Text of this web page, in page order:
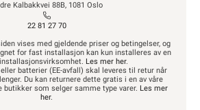
Kalbakkvei 88B, 1081 Oslo
22 81 27 70
vises med gjeldende priser og betingelser, og
for fast installasjon kan kun installeres av en
Les mer her.
batterier (EE-avfall) skal leveres til retur når
Du kan returnere dette gratis i en av våre
butikker som selger samme type varer. Les mer
her.